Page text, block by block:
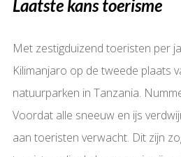
Laatste kans toerisme
Met zestigduizend toeristen per
Kilimanjaro op de tweede plaats
natuurparken in Tanzania.
Voordat alle sneeuw en ijs
aan toeristen verwacht. Dit zijn